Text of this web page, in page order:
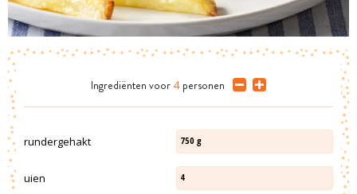
Ingrediënten voor 4 personen
rundergehakt 750 g
uien 4